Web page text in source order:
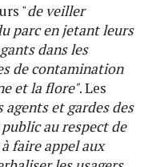
"de veiller
parc en jetant leurs
dans les
de contamination
et la flore". Les
agents et gardes des
au respect de
faire appel aux